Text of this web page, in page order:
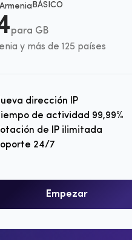
ArmeniaBÁSICO
para GB
y más de 125 países
dirección IP
Tiempo de actividad 99,99%
de IP ilimitada
24/7
Empezar